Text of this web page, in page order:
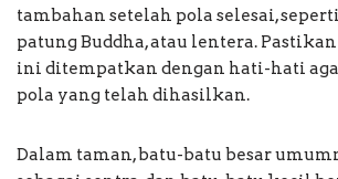
tambahan setelah pola selesai,
patung Buddha, atau lentera.
ini ditempatkan dengan hati-hati
pola yang telah dihasilkan.
Dalam taman, batu-batu besar